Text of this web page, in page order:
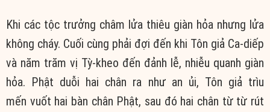
Khi các tộc trưởng châm lửa thiêu giàn hỏa nhưng lửa
không cháy. Cuối cùng phải đợi đến khi Tôn giả Ca-diếp
và năm trăm vị Tỳ-kheo đến đảnh lễ, nhiễu quanh giàn
hỏa. Phật duỗi hai chân ra như an ủi, Tôn giả trìu
mến vuốt hai bàn chân Phật, sau đó hai chân từ từ rút